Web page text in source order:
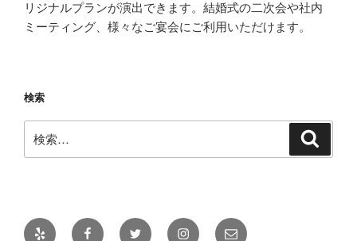
リジナルプランが演出できます。結婚式の二次会や社内
ミーティング、様々なご宴会にご利用いただけます。
検索
索:
Yelp FacebookTwitter Instagramメ